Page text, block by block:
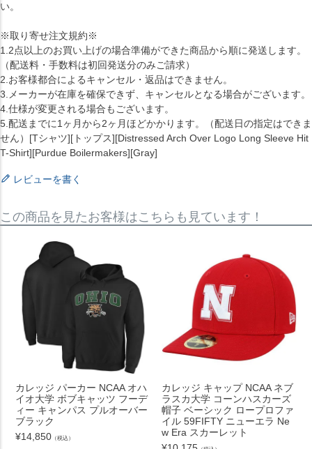
い。
※取り寄せ注文規約※
1.2点以上のお買い上げの場合準備ができた商品から順に発送します。
（配送料・手数料は初回発送分のみご請求）
2.お客様都合によるキャンセル・返品はできません。
3.メーカーが在庫を確保できず、キャンセルとなる場合がございます。
4.仕様が変更される場合もございます。
5.配送までに1ヶ月から2ヶ月ほどかかります。（配送日の指定はできま
せん）[Tシャツ][トップス][Distressed Arch Over Logo Long Sleeve Hit
T-Shirt][Purdue Boilermakers][Gray]
レビューを書く
この商品を見たお客様はこちらも見ています！
カレッジ パーカー NCAA オハ
イオ大学 ボブキャッツ フーデ
ィー キャンパス プルオーバー
ブラック
¥14,850 （税込）
カレッジ キャップ NCAA ネブ
ラスカ大学 コーンハスカーズ
帽子 ベーシック ロープロファ
イル 59FIFTY ニューエラ Ne
w Era スカーレット